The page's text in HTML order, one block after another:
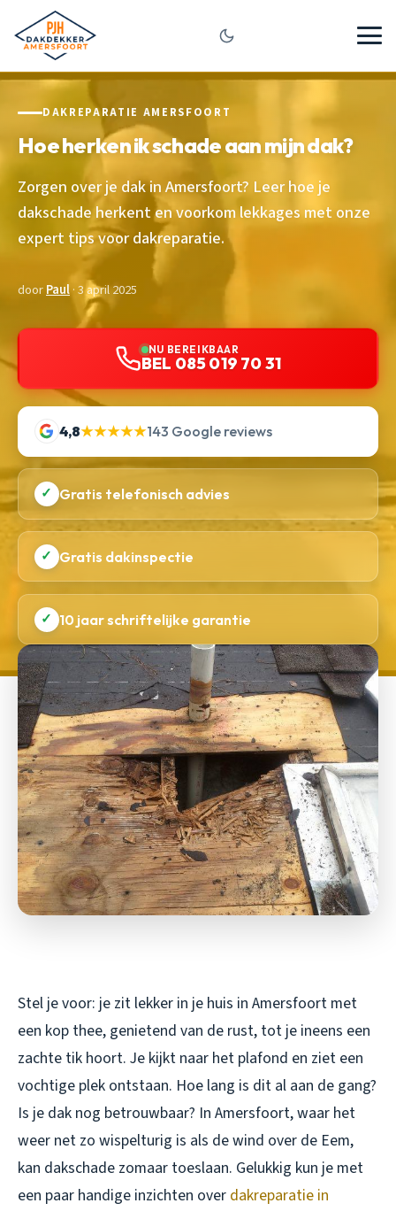
DAKREPARATIE AMERSFOORT
Hoe herken ik schade aan mijn dak?
Zorgen over je dak in Amersfoort? Leer hoe je
dakschade herkent en voorkom lekkages met onze
expert tips voor dakreparatie.
doorPaul· 3 april 2025
NU BEREIKBAAR
BEL 085 019 70 31
4,8★★★★★143 Google reviews
✓ Gratis telefonisch advies
✓ Gratis dakinspectie
✓ 10 jaar schriftelijke garantie
Stel je voor: je zit lekker in je huis in Amersfoort met
een kop thee, genietend van de rust, tot je ineens een
zachte tik hoort. Je kijkt naar het plafond en ziet een
vochtige plek ontstaan. Hoe lang is dit al aan de gang?
Is je dak nog betrouwbaar? In Amersfoort, waar het
weer net zo wispelturig is als de wind over de Eem,
kan dakschade zomaar toeslaan. Gelukkig kun je met
een paar handige inzichten over dakreparatie in